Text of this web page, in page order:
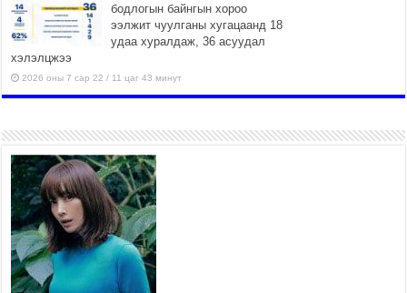
бодлогын байнгын хороо
ээлжит чуулганы хугацаанд 18
удаа хуралдаж, 36 асуудал
хэлэлцжээ
2026 оны 7 сар 22 / 11 цаг 43 минут
боломжтой-Хүүхэд хөгжүүлэх
төв” байгуулах төсөлд төр,
хувийн хэвшлийн түншлэлийн хүрээнд хамтран
ажиллахыг урьж байна
2026 оны 7 сар 22 / 9 цаг 28 минут
Б.Пүрэвдагва: “Урт цагаан”-ыг
залуучууд чөлөөт цагаа
өнгөрүүлдэг, жуулчид зорьж
ирдэг цэг болгоно